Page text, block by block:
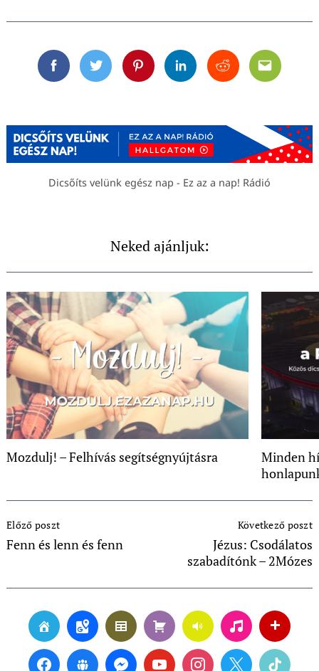
FacebookTwitterPinterestLinkedinRedditEmail
Dicsőíts velünk egész nap - Ez az a nap! Rádió
Neked ajánljuk:
Mozdulj! – Felhívás segítségnyújtásra
Minden
Navigation
Előző poszt
Fenn és lenn és fenn
Következő poszt
Jézus: Csodálatos
szabadítónk – 2Mózes